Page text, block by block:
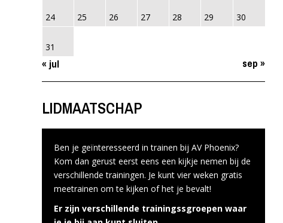
24 25 26 27 28 29 30
31
« jul sep »
LIDMAATSCHAP
Ben je geïnteresseerd in trainen bij AV Phoenix?
Kom dan gerust eerst eens een kijkje nemen bij de
verschillende trainingen. Je kunt vier weken gratis
meetrainen om te kijken of het je bevalt!
Er zijn verschillende trainingssgroepen waar